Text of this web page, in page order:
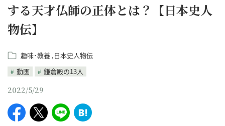
する天才仏師の正体とは？【日本史人
物伝】
趣味･教養 日本史人物伝
動画
鎌倉殿の13人
2022/5/29